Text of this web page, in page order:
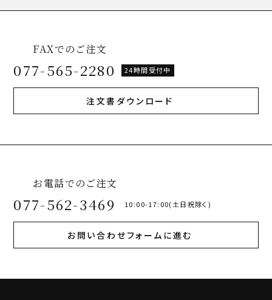
FAXでのご注文
077-565-2280 24時間受付中
注文書ダウンロード
お電話でのご注文
077-562-3469 10:00-17:00(土日祝除く)
お問い合わせフォームに進む